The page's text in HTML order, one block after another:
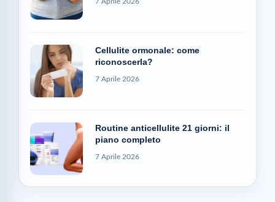
7 Aprile 2026
Cellulite ormonale: come
riconoscerla?
7 Aprile 2026
Routine anticellulite 21 giorni: il
piano completo
7 Aprile 2026